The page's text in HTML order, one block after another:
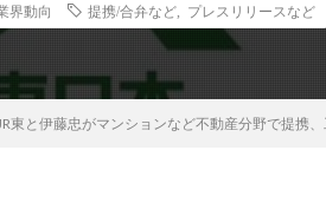
界動向 提携/合弁など プレスリリースなど
東と伊藤忠がマンションなど不動産分野で提携